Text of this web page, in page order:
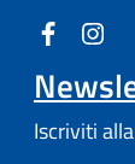
Iscriviti